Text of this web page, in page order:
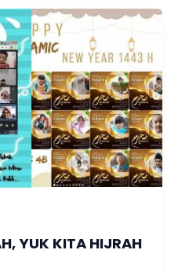
YUK KITA HIJRAH